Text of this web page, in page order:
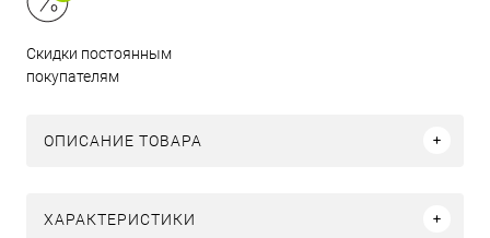
Скидки постоянным
покупателям
ОПИСАНИЕ ТОВАРА
ХАРАКТЕРИСТИКИ